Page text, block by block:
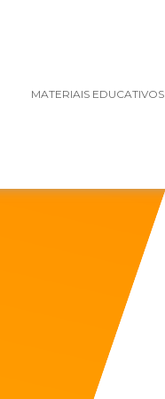
MATERIAIS EDUCATIVOS